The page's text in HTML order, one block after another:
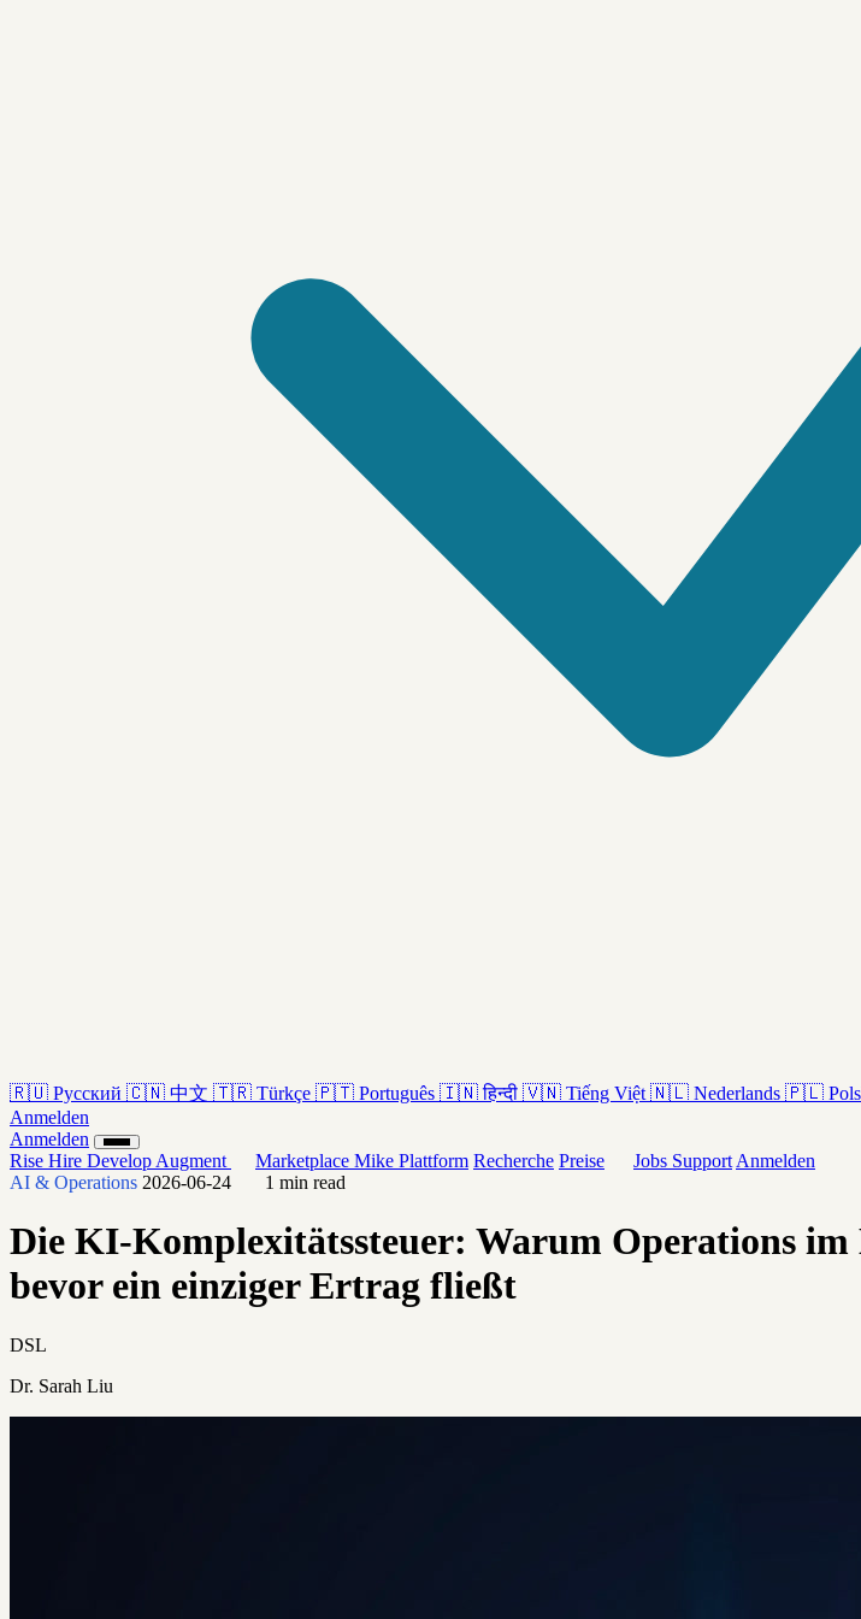
🇷🇺 Русский 🇨🇳 中文 🇹🇷 Türkçe 🇵🇹 Português 🇮🇳 हिन्दी 🇻🇳 Tiếng Việt 🇳🇱 Nederlands 🇵🇱
Anmelden
Anmelden
Rise Hire Develop Augment Marketplace Mike Plattform Recherche Preise Jobs Support Anmelden
AI & Operations 2026-06-24 1 min read
Die KI-Komplexitätssteuer: Warum Operations
bevor ein einziger Ertrag fließt
DSL
Dr. Sarah Liu